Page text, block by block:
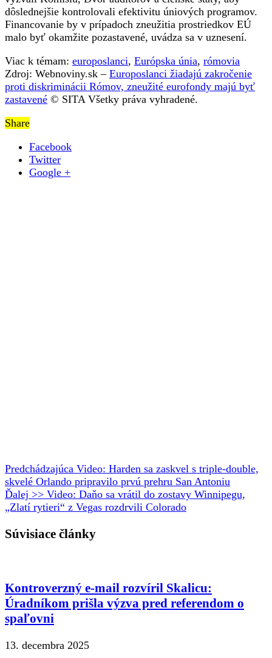
dôslednejšie kontrolovali efektivitu úniových programov.
Financovanie by v prípadoch zneužitia prostriedkov EÚ
malo byť okamžite pozastavené, uvádza sa v uznesení.
Viac k témam: europoslanci, Európska únia, rómovia
Zdroj: Webnoviny.sk – Europoslanci žiadajú zakročenie
proti diskriminácii Rómov, zneužité eurofondy majú byť
zastavené © SITA Všetky práva vyhradené.
Share
Facebook
Twitter
Google +
Predchádzajúca Video: Harden sa zaskvel s triple-double,
skvelé Orlando pripravilo prvú prehru San Antoniu
Ďalej >> Video: Daňo sa vrátil do zostavy Winnipegu,
„Zlatí rytieri“ z Vegas rozdrvili Colorado
Súvisiace články
Kontroverzný e-mail rozvíril Skalicu:
Úradníkom prišla výzva pred referendom o
spaľovni
13. decembra 2025